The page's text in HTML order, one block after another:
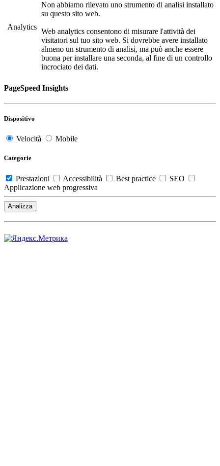
Analytics
Non abbiamo rilevato uno strumento di analisi installato
su questo sito web.
Web analytics consentono di misurare l'attività dei
visitatori sul tuo sito web. Si dovrebbe avere installato
almeno un strumento di analisi, ma può anche essere
buona per installare una seconda, al fine di un controllo
incrociato dei dati.
PageSpeed Insights
Dispositivo
Velocità Mobile
Categorie
Prestazioni Accessibilità Best practice
SEO
Applicazione web progressiva
Analizza